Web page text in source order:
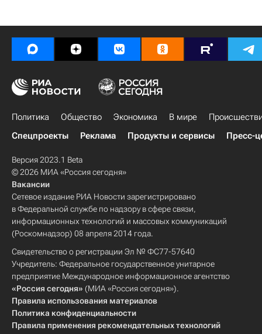
Политика Общество Экономика В мире
Спецпроекты
Реклама Продукты и сервисы Пресс-
Версия 2023.1 Beta
© 2026 МИА «Россия сегодня»
Вакансии
Сетевое издание РИА Новости зарегистрировано
в Федеральной службе по надзору в сфере связи,
информационных технологий и массовых коммуникаций
(Роскомнадзор) 08 апреля 2014 года.
Свидетельство о регистрации Эл № ФС77-57640
Учредитель: Федеральное государственное унитарное
предприятие Международное информационное агентство
«Россия сегодня» (МИА «Россия сегодня»).
Правила использования материалов
Политика конфиденциальности
Правила применения рекомендательных технологий